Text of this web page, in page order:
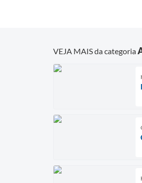
VEJA MAIS da categoria